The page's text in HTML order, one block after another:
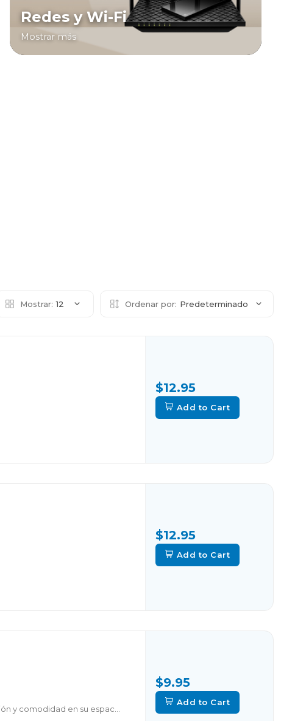
Redes y Wi-Fi
Mostrar más
Mostrar: 12 Ordenar por: Predeterminado
$12.95
Add to Cart
$12.95
Add to Cart
y comodidad en su espac...
$9.95
Add to Cart